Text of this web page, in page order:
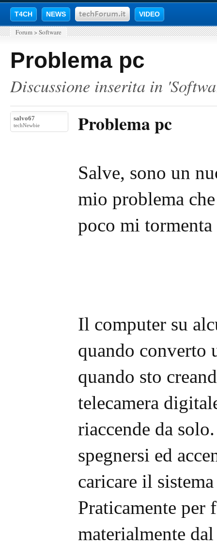
T4CH NEWS VIDEO
Forum > Software
Problema pc
Discussione inserita in '
salvo67
techNewbie Problema pc
Salve, sono un
mio problema
poco mi
Il computer su
quando
quando sto
telecamera
riaccende da
spegnersi ed
caricare il
Praticamente per
materialmente